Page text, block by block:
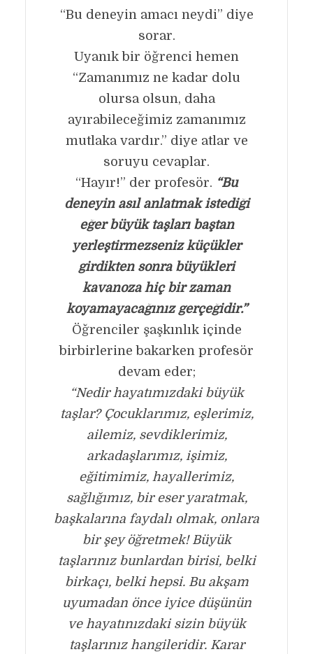
“Bu deneyin amacı neydi” diye
sorar.
Uyanık bir öğrenci hemen
“Zamanımız ne kadar dolu
olursa olsun, daha
ayırabileceğimiz zamanımız
mutlaka vardır.” diye atlar ve
soruyu cevaplar.
“Hayır!” der profesör. “Bu
deneyin asıl anlatmak istediği
eğer büyük taşları baştan
yerleştirmezseniz küçükler
girdikten sonra büyükleri
kavanoza hiç bir zaman
koyamayacağınız gerçeğidir.”
Öğrenciler şaşkınlık içinde
birbirlerine bakarken profesör
devam eder;
“Nedir hayatımızdaki büyük
taşlar? Çocuklarımız, eşlerimiz,
ailemiz, sevdiklerimiz,
arkadaşlarımız, işimiz,
eğitimimiz, hayallerimiz,
sağlığımız, bir eser yaratmak,
başkalarına faydalı olmak, onlara
bir şey öğretmek! Büyük
taşlarınız bunlardan birisi, belki
birkaçı, belki hepsi. Bu akşam
uyumadan önce iyice düşünün
ve hayatınızdaki sizin büyük
taşlarınız hangileridir. Karar